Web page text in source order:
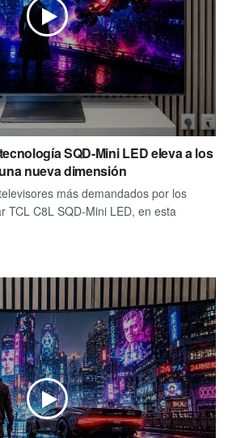
SQD-Mini LED eleva a los
nueva dimensión
más demandados por los
TCL C8L SQD-Mini LED, en esta